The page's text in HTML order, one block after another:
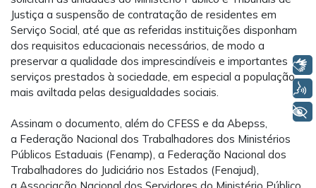
Justiça a suspensão de contratação de residentes em
Serviço Social, até que as referidas instituições disponham
dos requisitos educacionais necessários, de modo a
preservar a qualidade dos imprescindíveis e importantes
serviços prestados à sociedade, em especial a população
mais aviltada pelas desigualdades sociais.
Assinam o documento, além do CFESS e da Abepss,
a Federação Nacional dos Trabalhadores dos Ministérios
Públicos Estaduais (Fenamp), a Federação Nacional dos
Trabalhadores do Judiciário nos Estados (Fenajud),
Libras